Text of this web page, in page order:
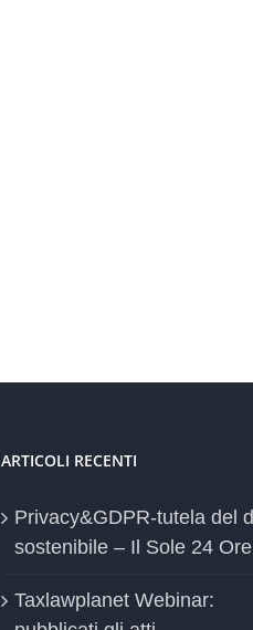
ARTICOLI RECENTI
Privacy&GDPR-tutela del
sostenibile – Il Sole 24 Ore
Taxlawplanet Webinar: